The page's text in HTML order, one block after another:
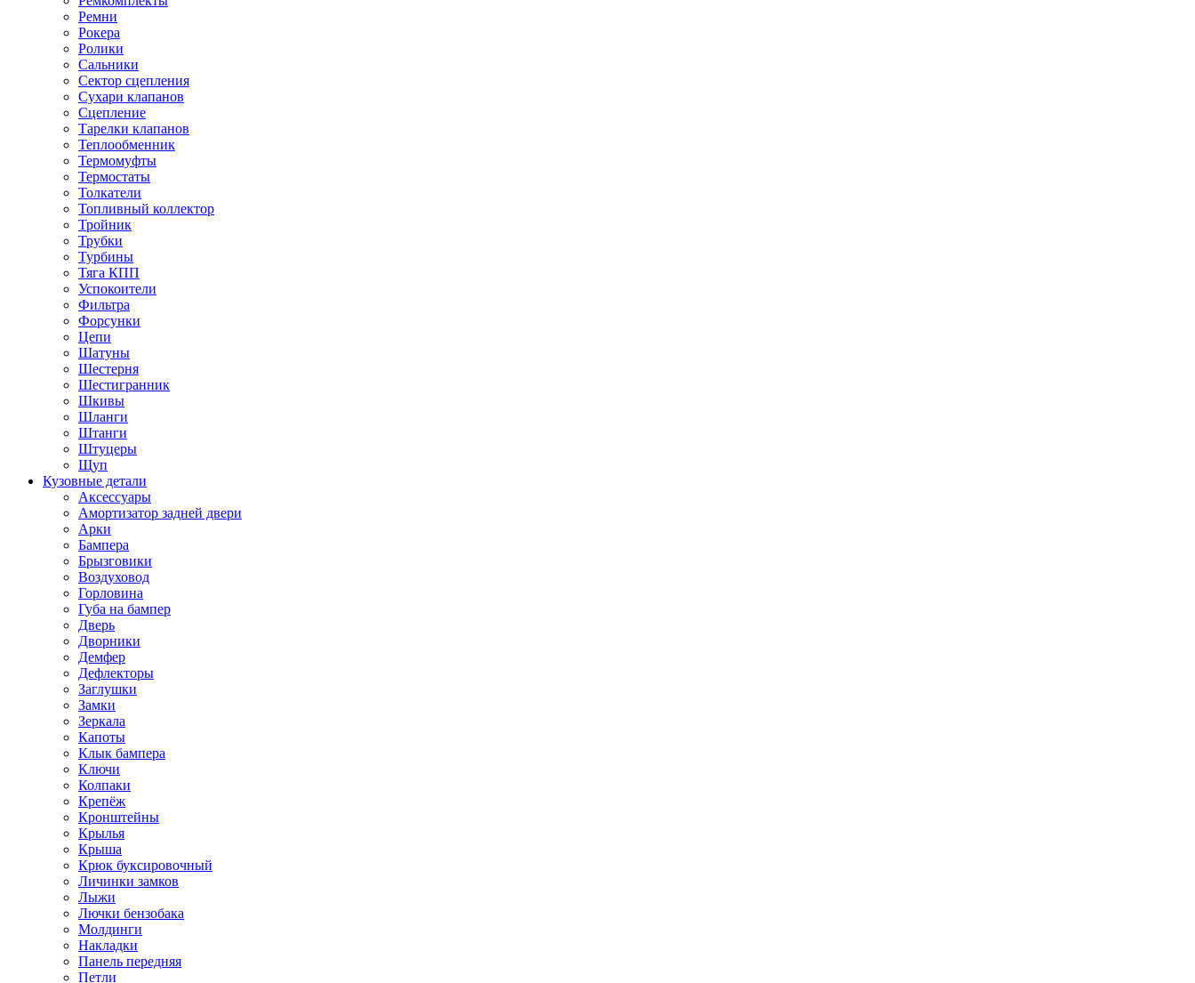
Ремни
Рокера
Ролики
Сальники
Сектор сцепления
Сухари клапанов
Сцепление
Тарелки клапанов
Теплообменник
Термомуфты
Термостаты
Толкатели
Топливный коллектор
Тройник
Трубки
Турбины
Тяга КПП
Успокоители
Фильтра
Форсунки
Цепи
Шатуны
Шестерня
Шестигранник
Шкивы
Шланги
Штанги
Штуцеры
Щуп
Кузовные детали
Аксессуары
Амортизатор задней двери
Арки
Бампера
Брызговики
Воздуховод
Горловина
Губа на бампер
Дверь
Дворники
Демфер
Дефлекторы
Заглушки
Замки
Зеркала
Капоты
Клык бампера
Ключи
Колпаки
Крепёж
Кронштейны
Крылья
Крыша
Крюк буксировочный
Личинки замков
Лыжи
Лючки бензобака
Молдинги
Накладки
Панель передняя
Петли